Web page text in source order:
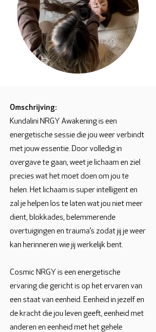
Omschrijving:
Kundalini NRGY Awakening is een
energetische sessie die jou weer verbindt
met jouw essentie. Door volledig in
overgave te gaan, weet je lichaam en ziel
precies wat het moet doen om jou te
helen. Het lichaam is super intelligent en
zal je helpen los te laten wat jou niet meer
dient, blokkades, belemmerende
overtuigingen en trauma’s zodat jij je weer
kan herinneren wie jij werkelijk bent.
Cosmic NRGY is een energetische
ervaring die gericht is op het ervaren van
een staat van eenheid. Eenheid in jezelf en
de kracht die jou leven geeft, eenheid met
anderen en eenheid met het gehele